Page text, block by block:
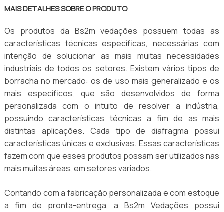
MAIS DETALHES SOBRE O PRODUTO
Os produtos da Bs2m vedações possuem todas as
características técnicas específicas, necessárias com
intenção de solucionar as mais muitas necessidades
industriais de todos os setores. Existem vários tipos de
borracha no mercado: os de uso mais generalizado e os
mais específicos, que são desenvolvidos de forma
personalizada com o intuito de resolver a indústria,
possuindo características técnicas a fim de as mais
distintas aplicações. Cada tipo de diafragma possui
características únicas e exclusivas. Essas características
fazem com que esses produtos possam ser utilizados nas
mais muitas áreas, em setores variados.
Contando com a fabricação personalizada e com estoque
a fim de pronta-entrega, a Bs2m Vedações possui